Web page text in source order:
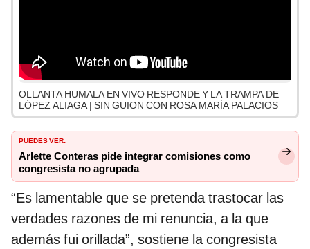
OLLANTA HUMALA EN VIVO RESPONDE Y LA TRAMPA DE
LÓPEZ ALIAGA | SIN GUION CON ROSA MARÍA PALACIOS
PUEDES VER:
Arlette Conteras pide integrar comisiones como
congresista no agrupada
“Es lamentable que se pretenda trastocar las
verdades razones de mi renuncia, a la que
además fui orillada”, sostiene la congresista